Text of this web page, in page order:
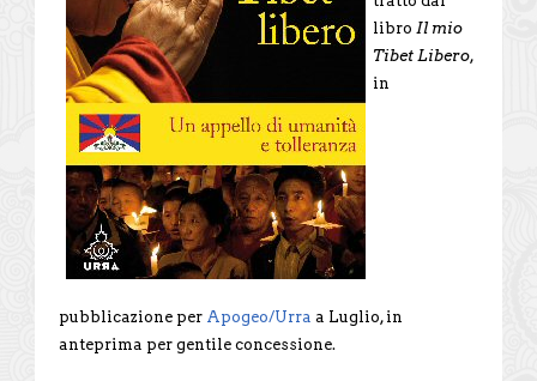
libro Il mio
Tibet Libero,
in
pubblicazione per Apogeo/Urra a Luglio, in
anteprima per gentile concessione.